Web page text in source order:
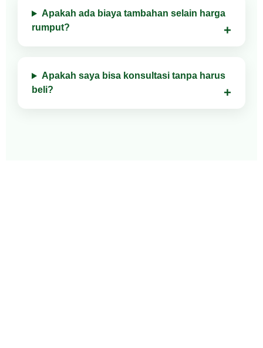
Apakah ada biaya tambahan selain harga
rumput?
Apakah saya bisa konsultasi tanpa harus
beli?